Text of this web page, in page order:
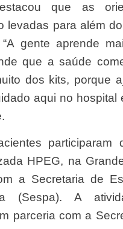
que as
levadas para além
gente aprende
que a saúde
dos kits, porque
aqui no hospital
participaram
HPEG, na
a Secretaria de
(Sespa). A
parceria com a